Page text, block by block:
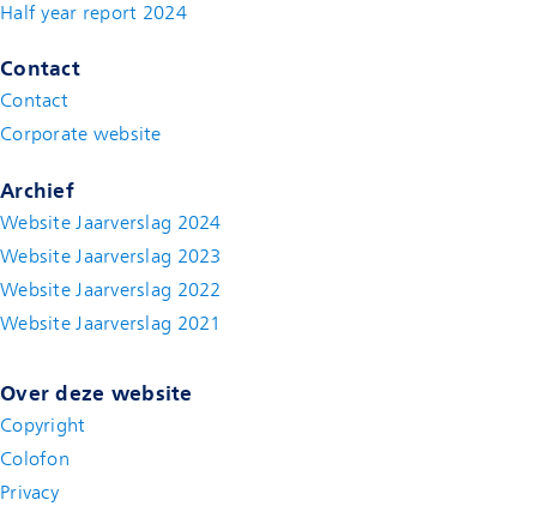
Half year report 2024(new window)
Contact
Contact(new window)
Corporate website
Archief
Website Jaarverslag 2024
Website Jaarverslag 2023
Website Jaarverslag 2022
Website Jaarverslag 2021
Over deze website
Copyright
Colofon
Privacy